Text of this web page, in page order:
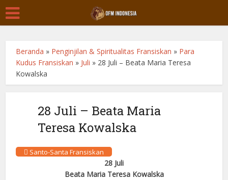
Beranda » Penginjilan & Spiritualitas Fransiskan » Para
Kudus Fransiskan » Juli » 28 Juli – Beata Maria Teresa
Kowalska
28 Juli – Beata Maria
Teresa Kowalska
Santo-Santa Fransiskan
28 Juli
Beata Maria Teresa Kowalska